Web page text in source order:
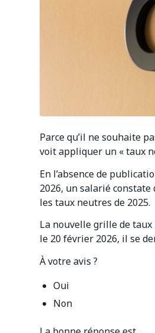
Parce qu’il ne souhaite
voit appliquer un « taux
En l’absence de
2026, un salarié
les taux neutres de 2025.
La nouvelle grille de
le 20 février 2026, il se
À votre avis ?
Oui
Non